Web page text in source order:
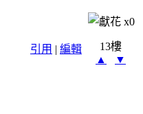
x0
引用 | 編輯
13樓
▲
▼